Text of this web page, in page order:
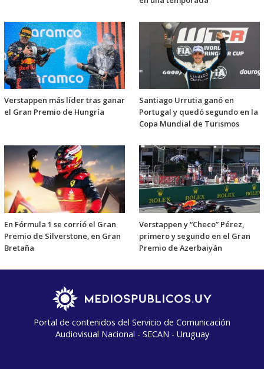
Verstappen más líder tras ganar
el Gran Premio de Hungría
Santiago Urrutia ganó en
Portugal y quedó segundo en la
Copa Mundial de Turismos
En Fórmula 1 se corrió el Gran
Premio de Silverstone, en Gran
Bretaña
Verstappen y “Checo” Pérez,
primero y segundo en el Gran
Premio de Azerbaiyán
Portal de contenidos del Servicio de Comunicación
Audiovisual Nacional - SECAN - Uruguay